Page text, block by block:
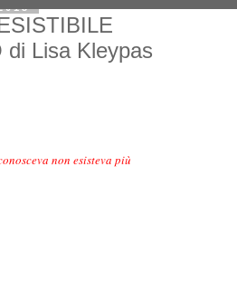
Lisa Kleypas
non esisteva più